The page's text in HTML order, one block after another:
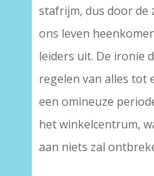
stafrijm, dus door de
ons leven
leiders uit. De ironie
regelen van alles tot
een omineuze
het winkelcentrum,
aan niets zal